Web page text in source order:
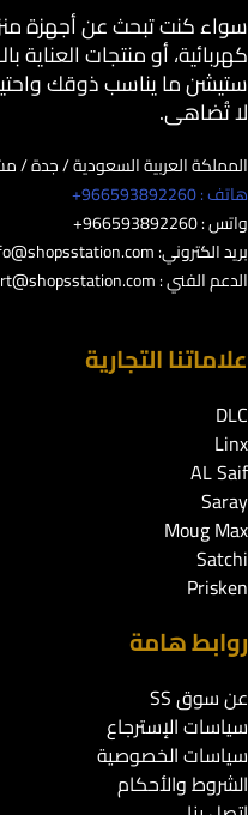
سواء كنت تبحث عن أجهزة
كهربائية، أو منتجات
ستيشن ما يناسب ذوقك
لا تُضاهى.
المملكة العربية السعودية / جدة /
هاتف : 966593892260+
واتس : 966593892260+
بريد الكتروني:
الدعم الفني :
علاماتنا التجارية
DLC
Linx
AL Saif
Saray
Moug Max
Satchi
Prisken
روابط هامة
عن سوق SS
سياسات الإسترجاع
سياسات الخصوصية
الشروط والأحكام